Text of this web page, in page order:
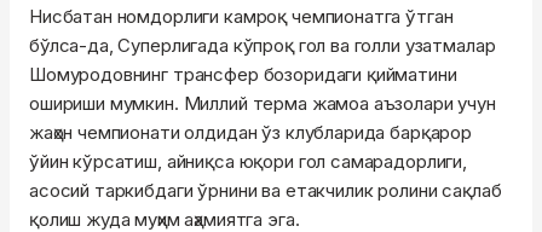
Нисбатан номдорлиги камроқ чемпионатга ўтган
бўлса-да, Суперлигада кўпроқ гол ва голли узатмалар
Шомуродовнинг трансфер бозоридаги қийматини
ошириши мумкин. Миллий терма жамоа аъзолари учун
жаҳон чемпионати олдидан ўз клубларида барқарор
ўйин кўрсатиш, айниқса юқори гол самарадорлиги,
асосий таркибдаги ўрнини ва етакчилик ролини сақлаб
қолиш жуда муҳим аҳамиятга эга.